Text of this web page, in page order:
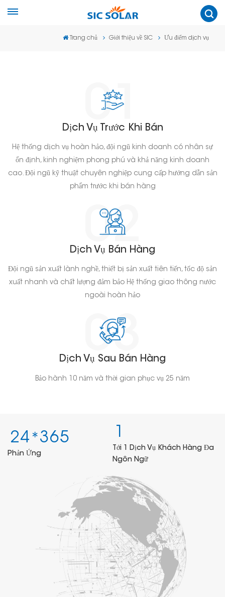
Trang chủ Giới thiệu về SIC Ưu điểm dịch vụ
Dịch Vụ Trước Khi Bán
Hệ thống dịch vụ hoàn hảo, đội ngũ kinh doanh có nhân sự
ổn định, kinh nghiệm phong phú và khả năng kinh doanh
cao. Đội ngũ kỹ thuật chuyên nghiệp cung cấp hướng dẫn sản
phẩm trước khi bán hàng
Dịch Vụ Bán Hàng
Đội ngũ sản xuất lành nghề, thiết bị sản xuất tiên tiến, tốc độ sản
xuất nhanh và chất lượng đảm bảo Hệ thống giao thông nước
ngoài hoàn hảo
Dịch Vụ Sau Bán Hàng
Bảo hành 10 năm và thời gian phục vụ 25 năm
24 *365
Phản Ứng
1
Tới 1 Dịch Vụ Khách Hàng Đa
Ngôn Ngữ